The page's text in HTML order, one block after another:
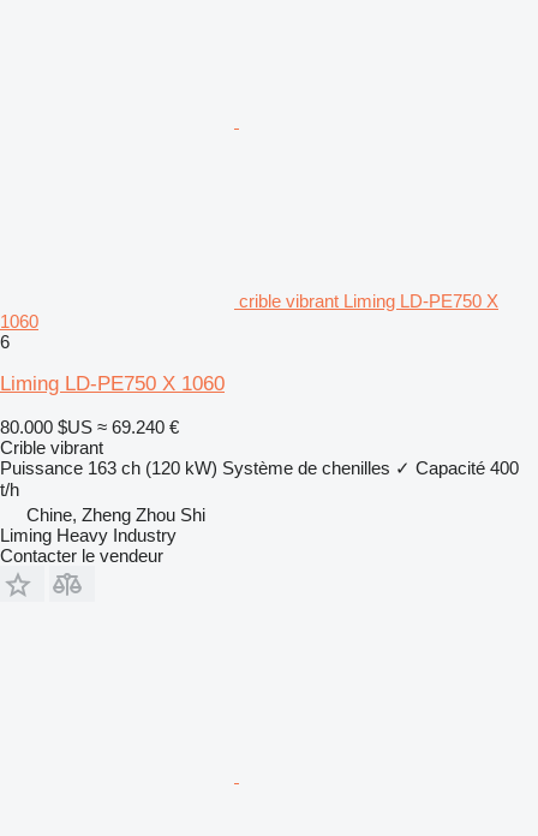
crible vibrant Liming LD-PE750 X
1060
6
Liming LD-PE750 X 1060
80.000 $US ≈ 69.240 €
Crible vibrant
Puissance 163 ch (120 kW) Système de chenilles ✓ Capacité 400
t/h
Chine, Zheng Zhou Shi
Liming Heavy Industry
Contacter le vendeur